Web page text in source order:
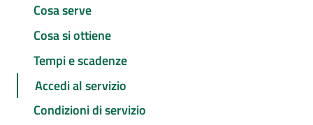
Cosa serve
Cosa si ottiene
Tempi e scadenze
Accedi al servizio
Condizioni di servizio